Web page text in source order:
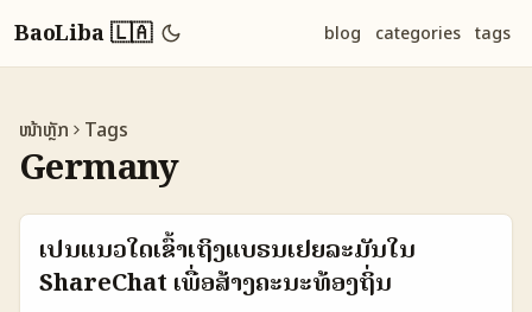
BaoLiba 🇱🇦 blog categories tags
ໜ້າຫຼັກ Tags
Germany
ເປັນແນວໃດເຂົ້າເຖິງແບຣນເຢຍລະມັນໃນ
ShareChat ເພື່ອສ້າງຄະນະທ້ອງຖິ່ນ